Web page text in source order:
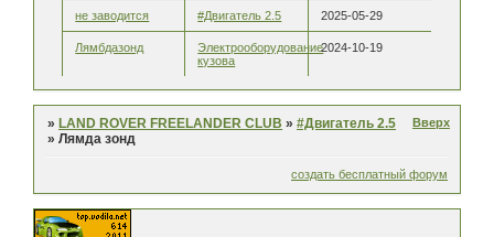
не заводится #Двигатель 2.5 2025-05-29
Лямбдазонд
Электрооборудование
кузова
2024-10-19
» LAND ROVER FREELANDER CLUB »#Двигатель 2.5
»Лямда зонд
Вверх
создать бесплатный форум